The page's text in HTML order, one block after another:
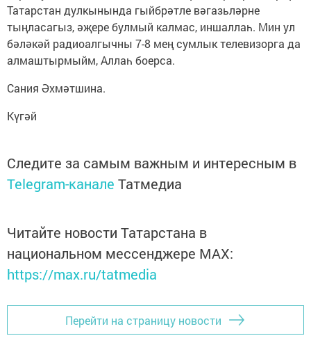
Татарстан дулкынында гыйбрәтле вәгазьләрне
тыңласагыз, әҗере булмый калмас, иншаллаһ. Мин ул
бәләкәй радиоалгычны 7-8 мең сумлык телевизорга да
алмаштырмыйм, Аллаһ боерса.
Сания Әхмәтшина.
Күгәй
Следите за самым важным и интересным в
Telegram-канале Татмедиа
Читайте новости Татарстана в
национальном мессенджере MАХ:
https://max.ru/tatmedia
Перейти на страницу новости